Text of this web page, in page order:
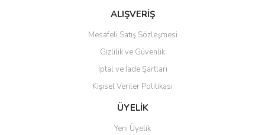
Bu ürüne benzer farklı alternatifler olmalı.
Gönder
ALIŞVERİŞ
Mesafeli Satış Sözleşmesi
Gizlilik ve Güvenlik
İptal ve İade Şartları
Kişisel Veriler Politikası
ÜYELİK
Yeni Üyelik